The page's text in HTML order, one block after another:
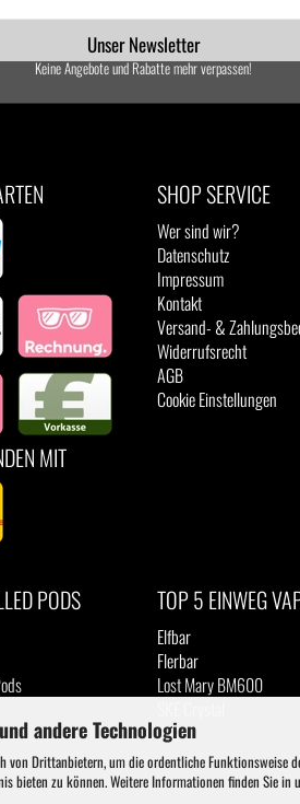
andere Technologien
von Drittanbietern, um die ordentliche Funktionsweise
bieten zu können. Weitere Informationen finden Sie in
Unser Newsletter
Keine Angebote und Rabatte mehr verpassen!
MIT
SHOP SERVICE
Wer sind wir?
Datenschutz
Impressum
Kontakt
Versand- &
Widerrufsrecht
AGB
Cookie Einstellungen
PODS TOP 5 EINWEG
Elfbar
Flerbar
Lost Mary BM600
IVG